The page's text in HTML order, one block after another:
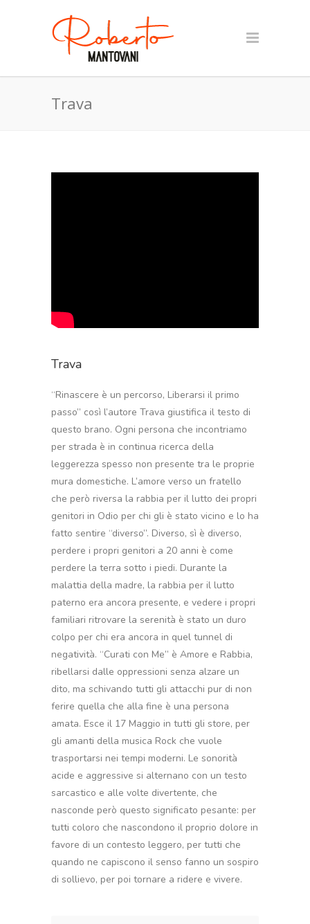
Trava
Trava
“Rinascere è un percorso, Liberarsi il primo
passo” così l’autore Trava giustifica il testo di
questo brano. Ogni persona che incontriamo
per strada è in continua ricerca della
leggerezza spesso non presente tra le proprie
mura domestiche. L’amore verso un fratello
che però riversa la rabbia per il lutto dei propri
genitori in Odio per chi gli è stato vicino e lo ha
fatto sentire “diverso”. Diverso, sì è diverso,
perdere i propri genitori a 20 anni è come
perdere la terra sotto i piedi. Durante la
malattia della madre, la rabbia per il lutto
paterno era ancora presente, e vedere i propri
familiari ritrovare la serenità è stato un duro
colpo per chi era ancora in quel tunnel di
negatività. “Curati con Me” è Amore e Rabbia,
ribellarsi dalle oppressioni senza alzare un
dito, ma schivando tutti gli attacchi pur di non
ferire quella che alla fine è una persona
amata. Esce il 17 Maggio in tutti gli store, per
gli amanti della musica Rock che vuole
trasportarsi nei tempi moderni. Le sonorità
acide e aggressive si alternano con un testo
sarcastico e alle volte divertente, che
nasconde però questo significato pesante: per
tutti coloro che nascondono il proprio dolore in
favore di un contesto leggero, per tutti che
quando ne capiscono il senso fanno un sospiro
di sollievo, per poi tornare a ridere e vivere.